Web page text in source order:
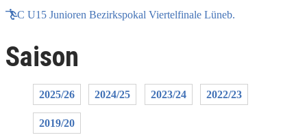
C U15 Junioren Bezirkspokal Viertelfinale Lüneb.
Saison
2025/26 2024/25 2023/24 2022/23
2019/20